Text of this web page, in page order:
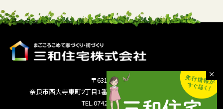
〒631-0821
奈良市西大寺東町2丁目1番63号サンワシティ西大寺5F
TEL.0742-36-3035